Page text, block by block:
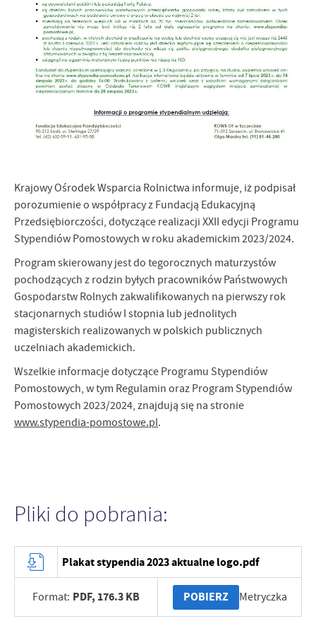
Krajowy Ośrodek Wsparcia Rolnictwa informuje, iż podpisał
porozumienie o współpracy z Fundacją Edukacyjną
Przedsiębiorczości, dotyczące realizacji XXII edycji Programu
Stypendiów Pomostowych w roku akademickim 2023/2024.
Program skierowany jest do tegorocznych maturzystów
pochodzących z rodzin byłych pracowników Państwowych
Gospodarstw Rolnych zakwalifikowanych na pierwszy rok
stacjonarnych studiów I stopnia lub jednolitych
magisterskich realizowanych w polskich publicznych
uczelniach akademickich.
Wszelkie informacje dotyczące Programu Stypendiów
Pomostowych, w tym Regulamin oraz Program Stypendiów
Pomostowych 2023/2024, znajdują się na stronie
www.stypendia-pomostowe.pl.
Pliki do pobrania:
Plakat stypendia 2023 aktualne logo.pdf
Format: PDF, 176.3 KB POBIERZ Metryczka
Firmy te działają w charakterze pośredników prezentujących nasze
treści w postaci wiadomości, ofert, komunikatów mediów
społecznościowych.